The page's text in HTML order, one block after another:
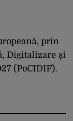
prin
Digitalizare și
(PoCIDIF).